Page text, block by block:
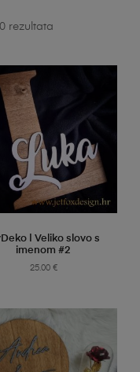
rezultata
SELECT OPTIONS
| Veliko slovo s
imenom #2
25.00 €